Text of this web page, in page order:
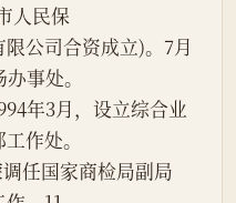
人民保
公司合资成立)。7月
事处。
年3月，设立综合业
作处。